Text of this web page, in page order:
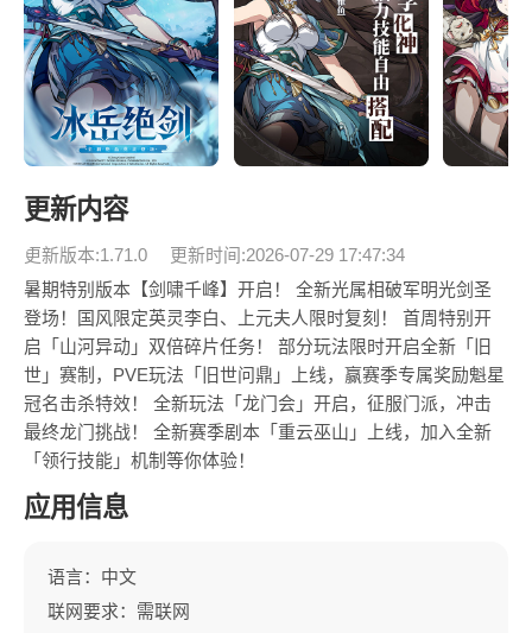
更新内容
更新版本:1.71.0
更新时间:2026-07-29 17:47:34
暑期特别版本【剑啸千峰】开启！ 全新光属相破军明光剑圣
登场！国风限定英灵李白、上元夫人限时复刻！ 首周特别开
启「山河异动」双倍碎片任务！ 部分玩法限时开启全新「旧
世」赛制，PVE玩法「旧世问鼎」上线，赢赛季专属奖励魁星
冠名击杀特效！ 全新玩法「龙门会」开启，征服门派，冲击
最终龙门挑战！ 全新赛季剧本「重云巫山」上线，加入全新
「领行技能」机制等你体验！
应用信息
语言：中文
联网要求：需联网